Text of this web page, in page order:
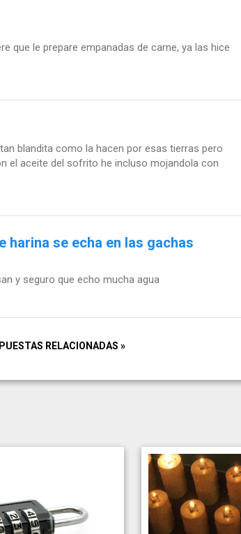
que le prepare empanadas de carne, ya las hice
blandita como la hacen por esas tierras pero
el aceite del sofrito he incluso mojandola con
harina se echa en las gachas
y seguro que echo mucha agua
RELACIONADAS »